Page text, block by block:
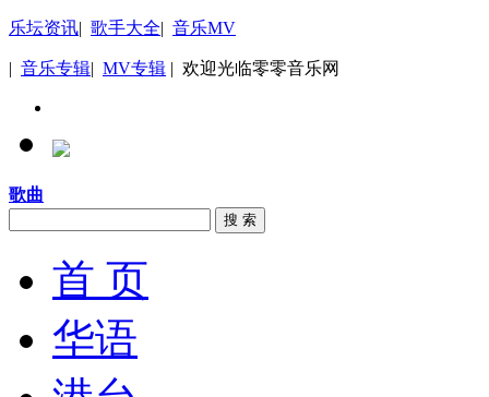
乐坛资讯| 歌手大全| 音乐MV
| 音乐专辑| MV专辑 | 欢迎光临零零音乐网
歌曲
搜 索
首 页
华语